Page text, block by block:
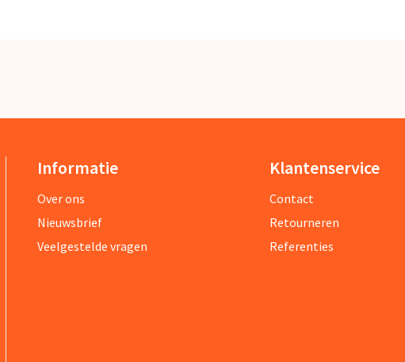
Informatie
Over ons
Nieuwsbrief
Veelgestelde vragen
Klantenservice
Contact
Retourneren
Referenties